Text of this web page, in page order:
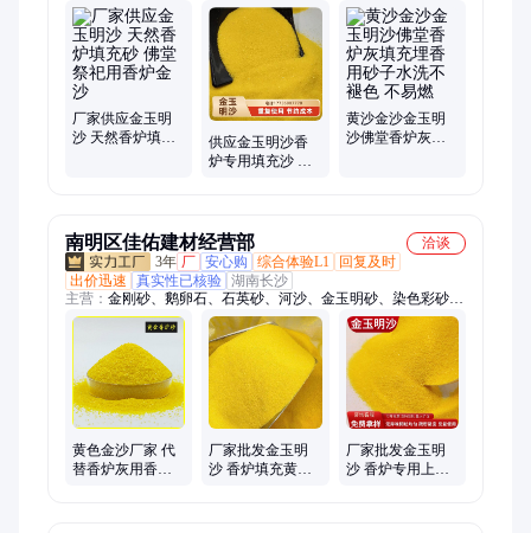
粉、珍珠岩、凹凸棒土、贝壳粉、硅藻土、氧化钙、氢氧化钙、
氧化钙颗粒、木质纤维、沸石粉、沸石颗粒、橡胶粉、蛭石、机
制木炭、石英砂、白云石、白云石粉
厂家供应金玉明
沙 天然香炉填充
供应金玉明沙香
炉专用填充沙 插
黄沙金沙金玉明
沙佛堂香炉灰填
南明区佳佑建材经营部
洽谈
3年 厂 安心购 综合体验L1
回复及时
出价迅速
真实性已核验 湖南长沙
主营： 金刚砂、鹅卵石、石英砂、河沙、金玉明砂、染色彩砂、
彩砂、水洗砂、烧结彩砂网红砂、造景砂、雪景砂
黄色金沙厂家 代
替香炉灰用香炉
厂家批发金玉明
沙 香炉填充黄金
厂家批发金玉明
沙 香炉专用上香